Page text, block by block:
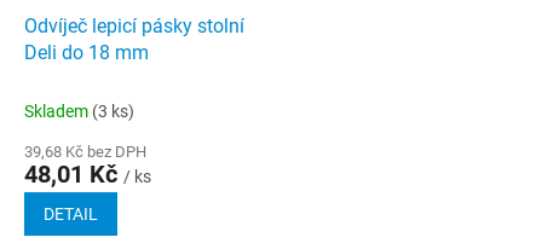
Odvíječ lepicí pásky stolní
Deli do 18 mm
Skladem (3 ks)
39,68 Kč bez DPH
48,01 Kč / ks
DETAIL